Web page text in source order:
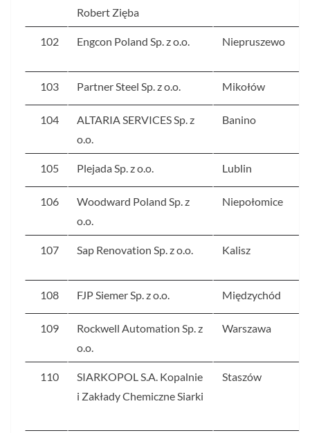
Robert Zięba
102 Engcon Poland Sp. z o.o. Niepruszewo
103 Partner Steel Sp. z o.o. Mikołów
104
ALTARIA SERVICES Sp. z
o.o.
Banino
105 Plejada Sp. z o.o. Lublin
106
Woodward Poland Sp. z
o.o.
Niepołomice
107 Sap Renovation Sp. z o.o. Kalisz
108 FJP Siemer Sp. z o.o. Międzychód
109
Rockwell Automation Sp. z
o.o.
Warszawa
110
SIARKOPOL S.A. Kopalnie
i Zakłady Chemiczne Siarki
Staszów